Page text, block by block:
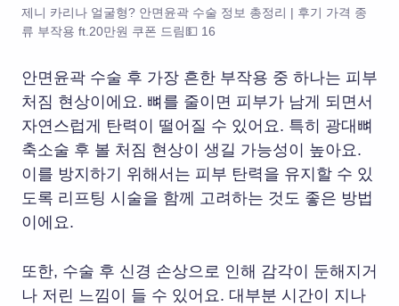
제니 카리나 얼굴형? 안면윤곽 수술 정보 총정리 | 후기 가격 종
류 부작용 ft.20만원 쿠폰 드림💵 16
안면윤곽 수술 후 가장 흔한 부작용 중 하나는 피부
처짐 현상이에요. 뼈를 줄이면 피부가 남게 되면서
자연스럽게 탄력이 떨어질 수 있어요. 특히 광대뼈
축소술 후 볼 처짐 현상이 생길 가능성이 높아요.
이를 방지하기 위해서는 피부 탄력을 유지할 수 있
도록 리프팅 시술을 함께 고려하는 것도 좋은 방법
이에요.
또한, 수술 후 신경 손상으로 인해 감각이 둔해지거
나 저린 느낌이 들 수 있어요. 대부분 시간이 지나